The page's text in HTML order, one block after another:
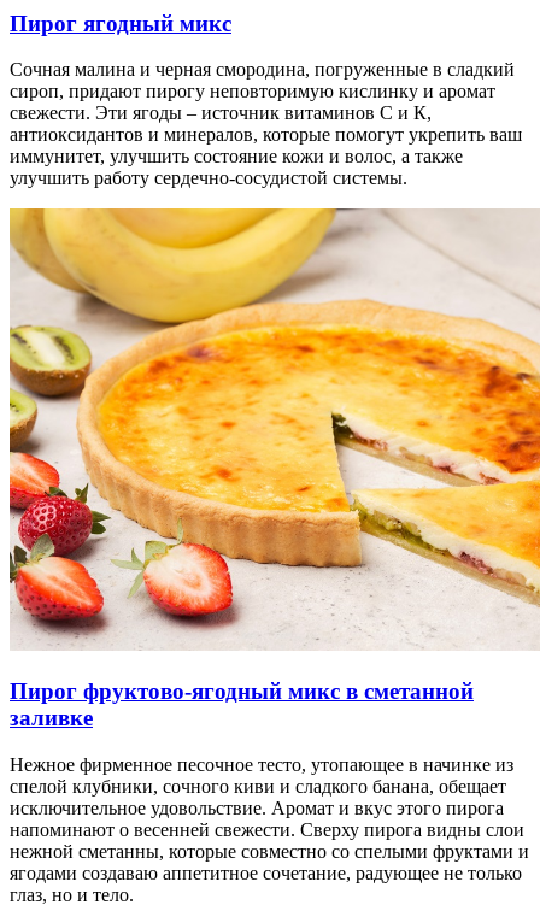
Пирог ягодный микс
Сочная малина и черная смородина, погруженные в сладкий
сироп, придают пирогу неповторимую кислинку и аромат
свежести. Эти ягоды – источник витаминов С и К,
антиоксидантов и минералов, которые помогут укрепить ваш
иммунитет, улучшить состояние кожи и волос, а также
улучшить работу сердечно-сосудистой системы.
Пирог фруктово-ягодный микс в сметанной
заливке
Нежное фирменное песочное тесто, утопающее в начинке из
спелой клубники, сочного киви и сладкого банана, обещает
исключительное удовольствие. Аромат и вкус этого пирога
напоминают о весенней свежести. Сверху пирога видны слои
нежной сметанны, которые совместно со спелыми фруктами и
ягодами создаваю аппетитное сочетание, радующее не только
глаз, но и тело.